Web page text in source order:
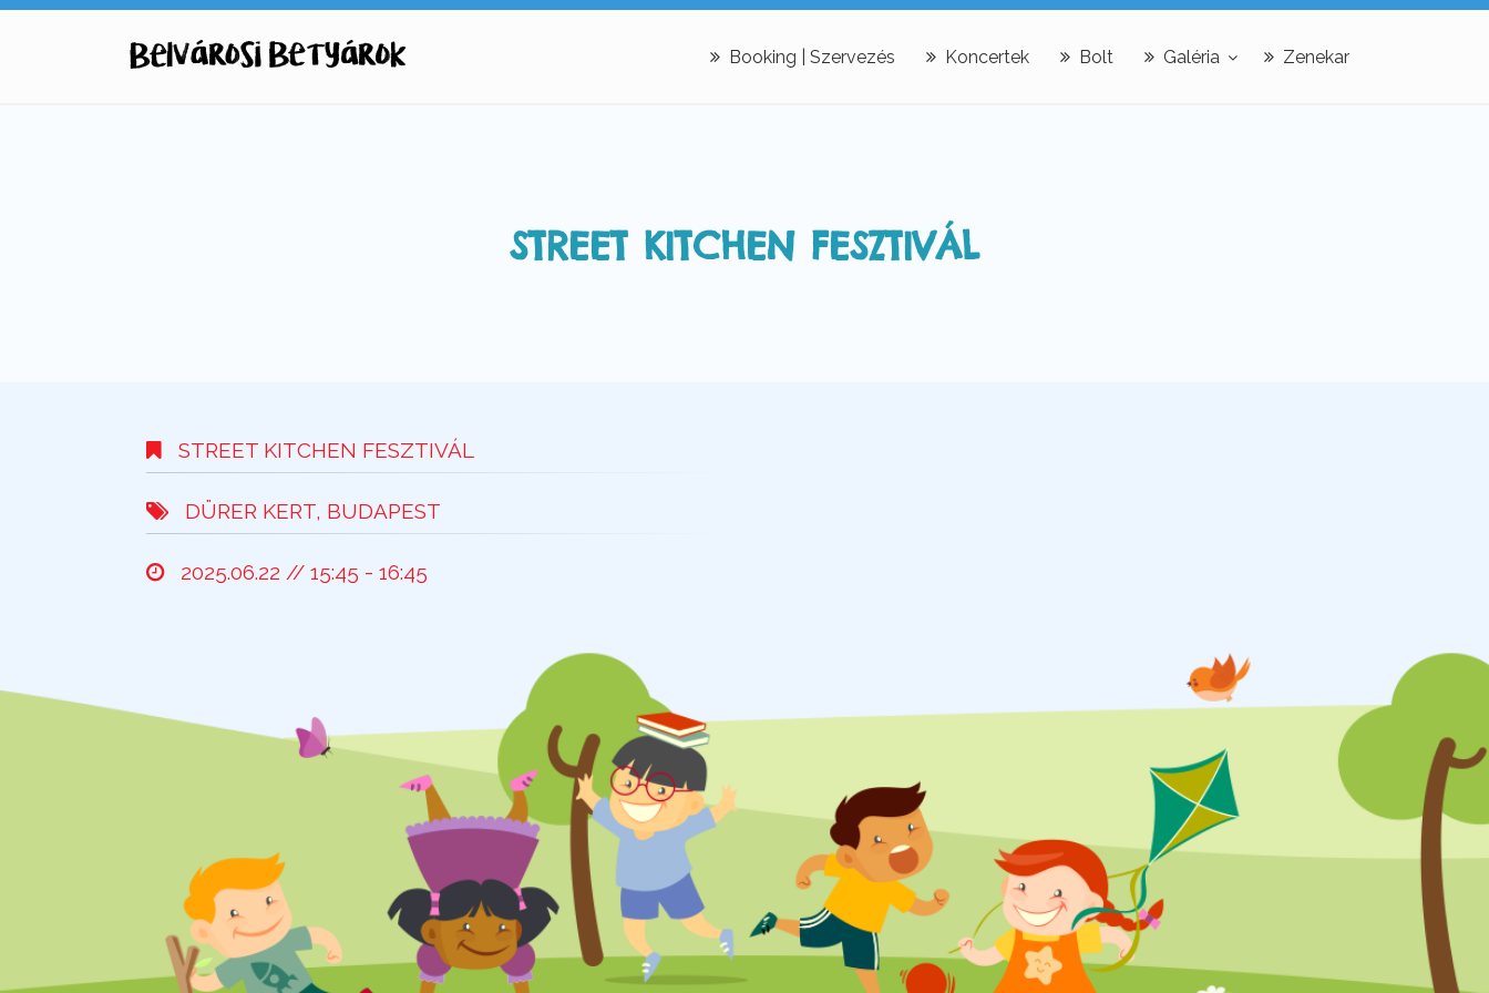
Booking | Szervezés Koncertek Bolt Galéria Zenekar
STREET KITCHEN FESZTIVÁL
STREET KITCHEN FESZTIVÁL
DÜRER KERT, BUDAPEST
2025.06.22 // 15:45 - 16:45